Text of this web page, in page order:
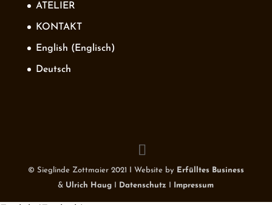
ATELIER
KONTAKT
English ( Englisch)
Deutsch
© Sieglinde Zottmaier 2021 I Website by
Erfülltes Business
& Ulrich Haug Datenschutz Impressum